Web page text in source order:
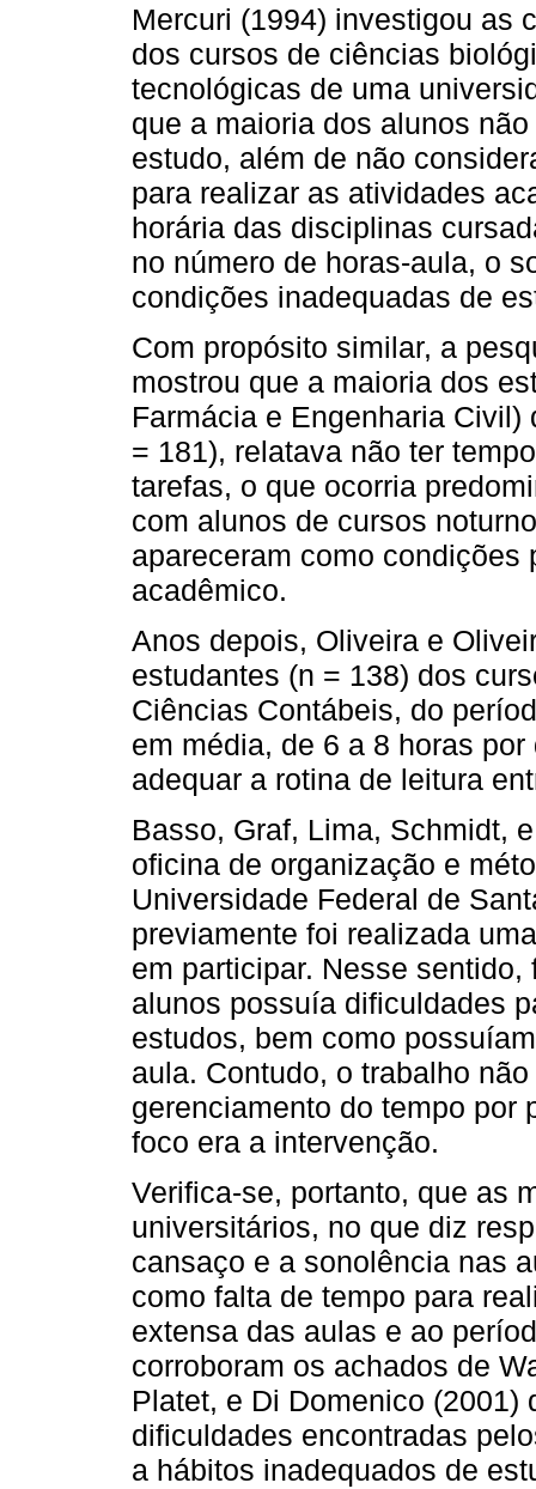
Mercuri (1994) investigou as
dos cursos de ciências
tecnológicas de uma
que a maioria dos alunos
estudo, além de não
para realizar as atividades
horária das disciplinas
no número de horas-aula, o
condições inadequadas de
Com propósito similar, a
mostrou que a maioria dos
Farmácia e Engenharia
= 181), relatava não ter
tarefas, o que ocorria
com alunos de cursos
apareceram como
acadêmico.
Anos depois, Oliveira e
estudantes (n = 138) dos
Ciências Contábeis, do
em média, de 6 a 8 horas
adequar a rotina de leitura
Basso, Graf, Lima, Schmidt,
oficina de organização e
Universidade Federal de
previamente foi realizada
em participar. Nesse
alunos possuía dificuldades
estudos, bem como
aula. Contudo, o trabalho
gerenciamento do tempo por
foco era a intervenção.
Verifica-se, portanto, que as
universitários, no que diz
cansaço e a sonolência nas
como falta de tempo para
extensa das aulas e ao
corroboram os achados de
Platet, e Di Domenico
dificuldades encontradas
a hábitos inadequados de